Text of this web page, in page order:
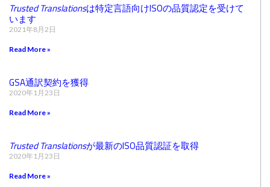
Trusted Translationsは特定言語向けISOの品質認定を受けて
います
2021年8月2日
Read More »
GSA通訳契約を獲得
2020年1月23日
Read More »
Trusted Translationsが最新のISO品質認証を取得
2020年1月23日
Read More »